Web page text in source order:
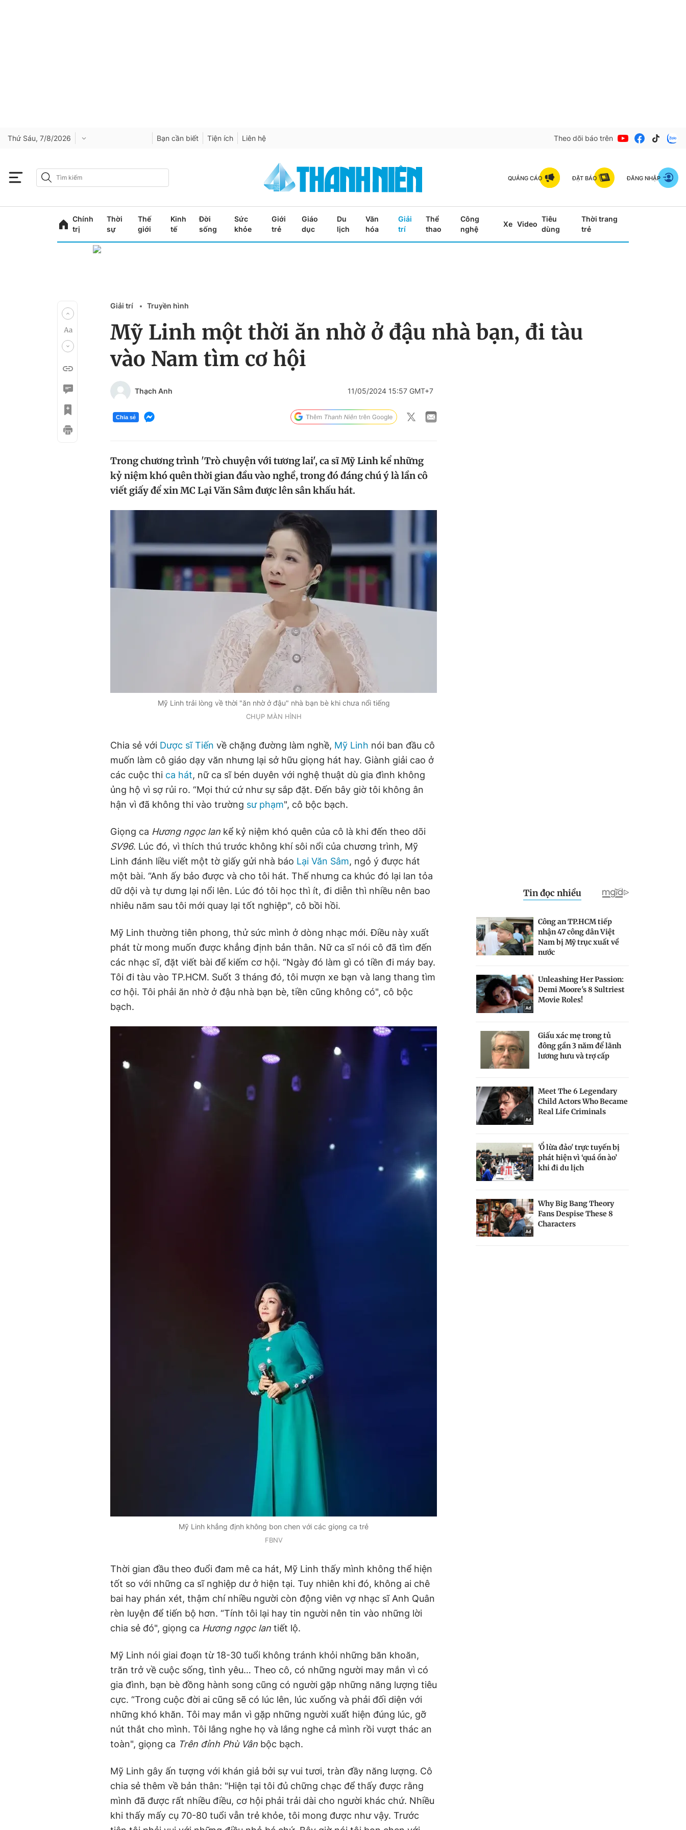
Thứ Sáu, 7/8/2026 Bạn cần biết Tiện ích Liên hệ Theo dõi báo trên
QUẢNG CÁO ĐẶT BÁO ĐĂNG NHẬP
Chính
trị
Thời
sự
Thế
giới
Kinh
tế
Đời
sống
Sức
khỏe
Giới
trẻ
Giáo
dục
Du
lịch
Văn
hóa
Giải
trí
Thể
thao
Công
nghệ
Xe Video
Tiêu
dùng
Thời trang
trẻ
Giải trí Truyền hình
Mỹ Linh một thời ăn nhờ ở đậu nhà bạn, đi tàu
vào Nam tìm cơ hội
Thạch Anh 11/05/2024 15:57 GMT+7
Chia sẻ
Trong chương trình 'Trò chuyện với tương lai', ca sĩ Mỹ Linh kể những
kỷ niệm khó quên thời gian đầu vào nghề, trong đó đáng chú ý là lần cô
viết giấy để xin MC Lại Văn Sâm được lên sân khấu hát.
Mỹ Linh trải lòng về thời "ăn nhờ ở đậu" nhà bạn bè khi chưa nổi tiếng
CHỤP MÀN HÌNH
Chia sẻ với Dược sĩ Tiến về chặng đường làm nghề, Mỹ Linh nói ban đầu cô
muốn làm cô giáo dạy văn nhưng lại sở hữu giọng hát hay. Giành giải cao ở
các cuộc thi ca hát, nữ ca sĩ bén duyên với nghệ thuật dù gia đình không
ủng hộ vì sợ rủi ro. “Mọi thứ cứ như sự sắp đặt. Đến bây giờ tôi không ân
hận vì đã không thi vào trường sư phạm", cô bộc bạch.
Giọng ca Hương ngọc lan kể kỷ niệm khó quên của cô là khi đến theo dõi
SV96. Lúc đó, vì thích thú trước không khí sôi nổi của chương trình, Mỹ
Linh đánh liều viết một tờ giấy gửi nhà báo Lại Văn Sâm, ngỏ ý được hát
một bài. “Anh ấy bảo được và cho tôi hát. Thế nhưng ca khúc đó lại lan tỏa
dữ dội và tự dưng lại nổi lên. Lúc đó tôi học thì ít, đi diễn thì nhiều nên bao
nhiêu năm sau tôi mới quay lại tốt nghiệp", cô bồi hồi.
Mỹ Linh thường tiên phong, thử sức mình ở dòng nhạc mới. Điều này xuất
phát từ mong muốn được khẳng định bản thân. Nữ ca sĩ nói cô đã tìm đến
các nhạc sĩ, đặt viết bài để kiếm cơ hội. “Ngày đó làm gì có tiền đi máy bay.
Tôi đi tàu vào TP.HCM. Suốt 3 tháng đó, tôi mượn xe bạn và lang thang tìm
cơ hội. Tôi phải ăn nhờ ở đậu nhà bạn bè, tiền cũng không có", cô bộc
bạch.
Mỹ Linh khẳng định không bon chen với các giọng ca trẻ
FBNV
Thời gian đầu theo đuổi đam mê ca hát, Mỹ Linh thấy mình không thể hiện
tốt so với những ca sĩ nghiệp dư ở hiện tại. Tuy nhiên khi đó, không ai chê
bai hay phán xét, thậm chí nhiều người còn động viên vợ nhạc sĩ Anh Quân
rèn luyện để tiến bộ hơn. “Tính tôi lại hay tin người nên tin vào những lời
chia sẻ đó", giọng ca Hương ngọc lan tiết lộ.
Mỹ Linh nói giai đoạn từ 18-30 tuổi không tránh khỏi những băn khoăn,
trăn trở về cuộc sống, tình yêu… Theo cô, có những người may mắn vì có
gia đình, bạn bè đồng hành song cũng có người gặp những năng lượng tiêu
cực. “Trong cuộc đời ai cũng sẽ có lúc lên, lúc xuống và phải đối diện với
những khó khăn. Tôi may mắn vì gặp những người xuất hiện đúng lúc, gỡ
nút thắt cho mình. Tôi lắng nghe họ và lắng nghe cả mình rồi vượt thác an
toàn", giọng ca Trên đỉnh Phù Vân bộc bạch.
Mỹ Linh gây ấn tượng với khán giả bởi sự vui tươi, tràn đầy năng lượng. Cô
chia sẻ thêm về bản thân: "Hiện tại tôi đủ chững chạc để thấy được rằng
mình đã được rất nhiều điều, cơ hội phải trải dài cho người khác chứ. Nhiều
khi thấy mấy cụ 70-80 tuổi vẫn trẻ khỏe, tôi mong được như vậy. Trước